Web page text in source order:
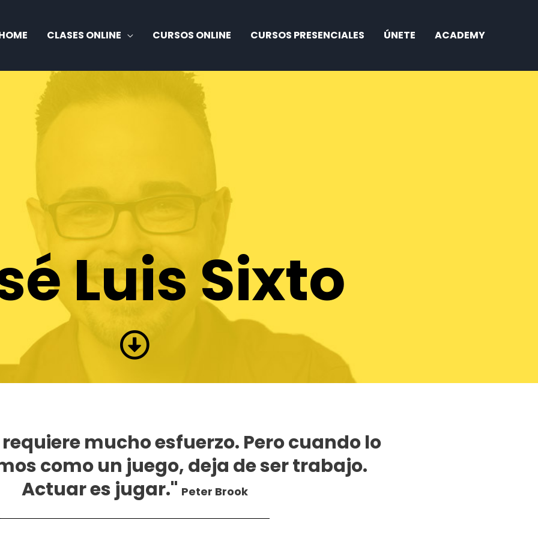
CLASES ONLINE CURSOS ONLINE CURSOS PRESENCIALES ÚNETE ACADEMY
Luis Sixto
mucho esfuerzo. Pero cuando lo
como un juego, deja de ser trabajo.
Actuar es jugar." Peter Brook